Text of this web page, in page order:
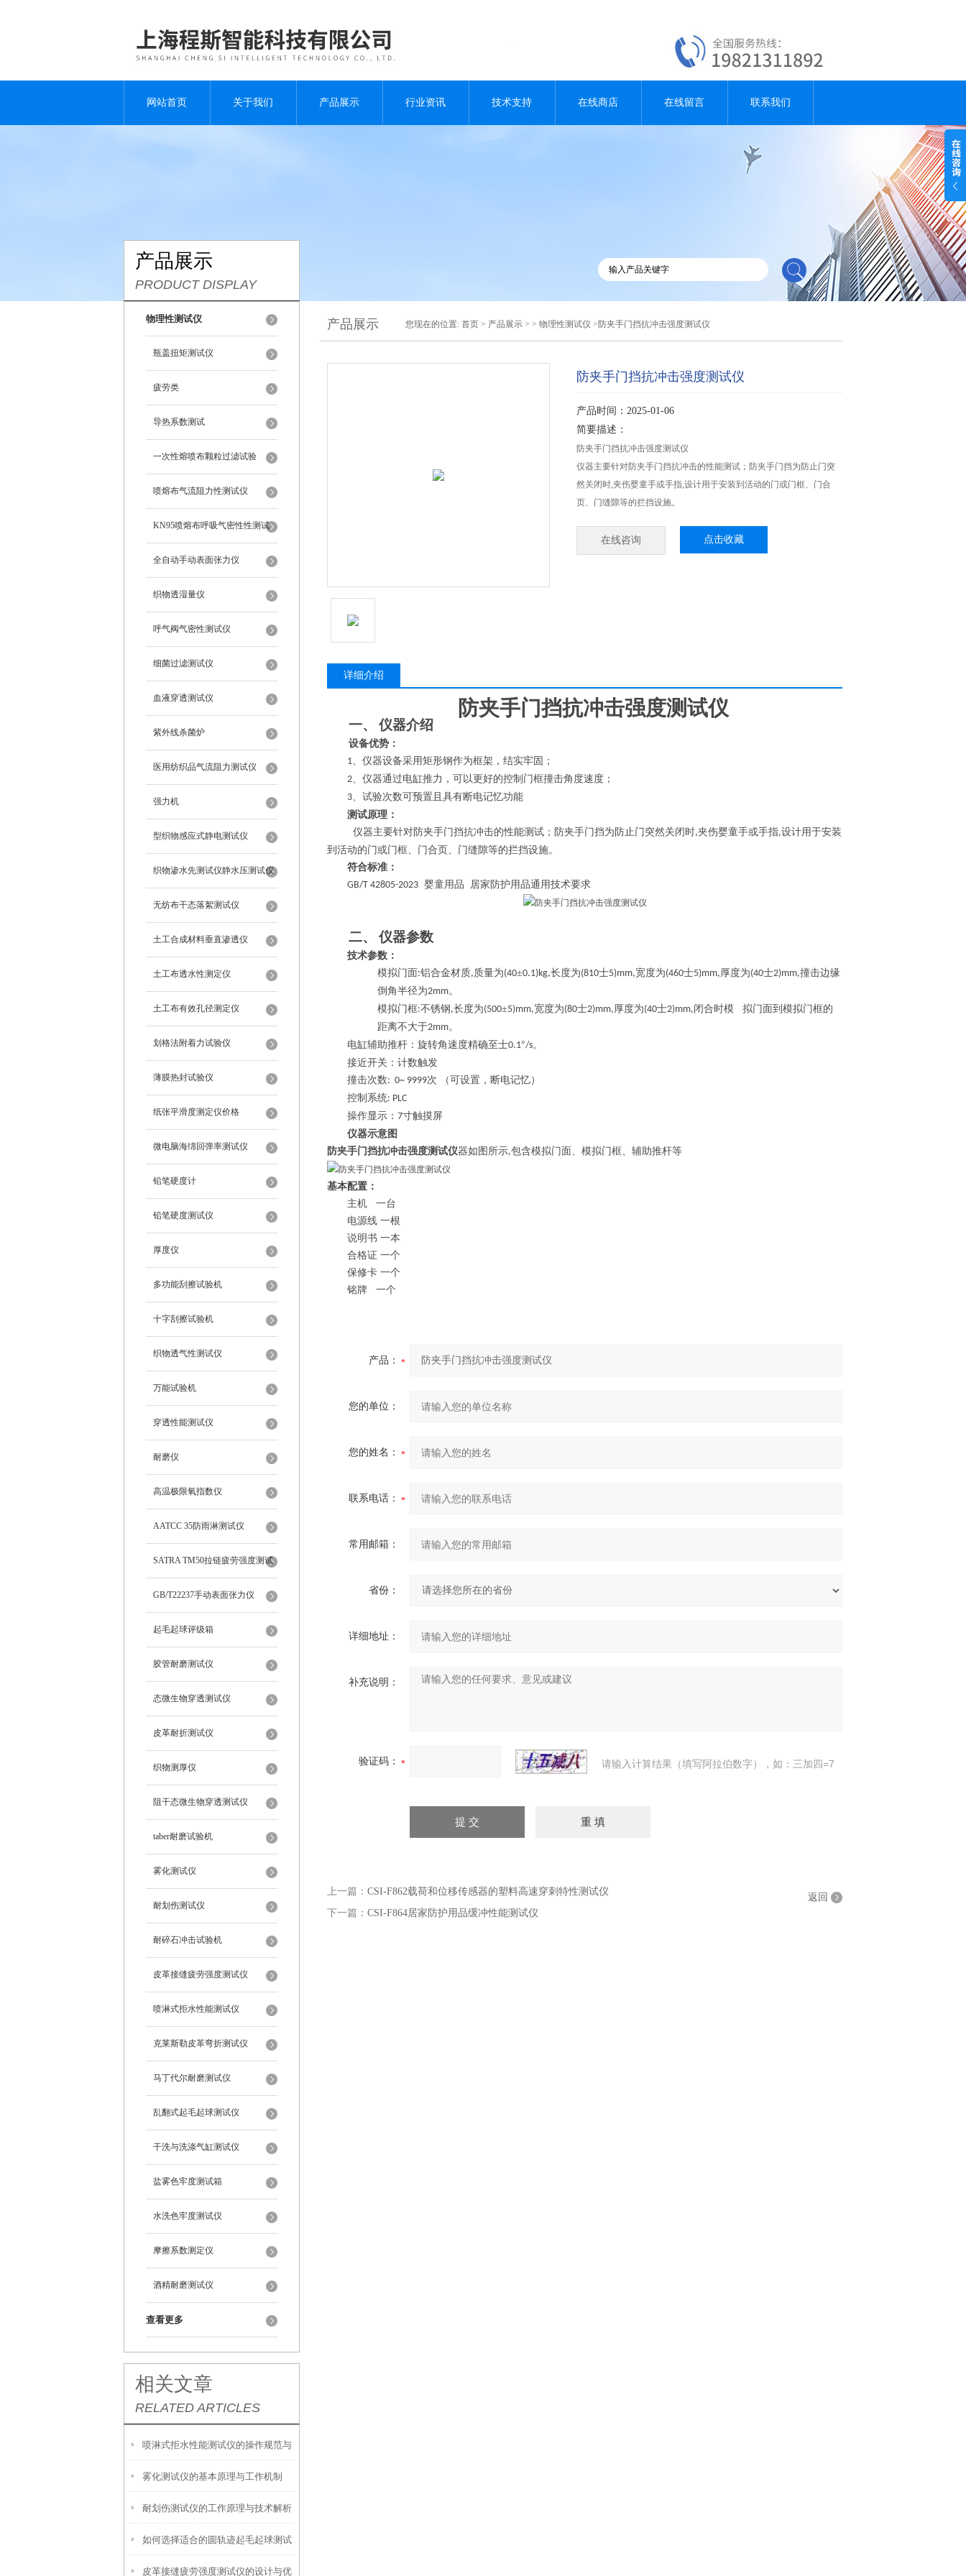
网站首页 关于我们 产品展示 行业资讯 技术支持 在线商店 在线留言 联系我们
产品展示
PRODUCT DISPLAY
物理性测试仪
瓶盖扭矩测试仪
疲劳类
导热系数测试
一次性熔喷布颗粒过滤试验
喷熔布气流阻力性测试仪
KN95喷熔布呼吸气密性性测试
仪
全自动手动表面张力仪
织物透湿量仪
呼气阀气密性测试仪
细菌过滤测试仪
血液穿透测试仪
紫外线杀菌炉
医用纺织品气流阻力测试仪
强力机
型织物感应式静电测试仪
织物渗水先测试仪静水压测试仪
无纺布干态落絮测试仪
土工合成材料垂直渗透仪
土工布透水性测定仪
土工布有效孔径测定仪
划格法附着力试验仪
薄膜热封试验仪
纸张平滑度测定仪价格
微电脑海绵回弹率测试仪
铅笔硬度计
铅笔硬度测试仪
厚度仪
多功能刮擦试验机
十字刮擦试验机
织物透气性测试仪
万能试验机
穿透性能测试仪
耐磨仪
高温极限氧指数仪
AATCC 35防雨淋测试仪
SATRA TM50拉链疲劳强度测试
仪
GB/T22237手动表面张力仪
起毛起球评级箱
胶管耐磨测试仪
态微生物穿透测试仪
皮革耐折测试仪
织物测厚仪
阻干态微生物穿透测试仪
taber耐磨试验机
雾化测试仪
耐划伤测试仪
耐碎石冲击试验机
皮革接缝疲劳强度测试仪
喷淋式拒水性能测试仪
克莱斯勒皮革弯折测试仪
马丁代尔耐磨测试仪
乱翻式起毛起球测试仪
干洗与洗涤气缸测试仪
盐雾色牢度测试箱
水洗色牢度测试仪
摩擦系数测定仪
酒精耐磨测试仪
查看更多
相关文章
RELATED ARTICLES
喷淋式拒水性能测试仪的操作规范与
应用指南
雾化测试仪的基本原理与工作机制
耐划伤测试仪的工作原理与技术解析
如何选择适合的圆轨迹起毛起球测试
仪？
皮革接缝疲劳强度测试仪的设计与优
产品展示 您现在的位置: 首页 > 产品展示 > > 物理性测试仪 >防夹手门挡抗冲击强度测试仪
防夹手门挡抗冲击强度测试仪
产品时间：2025-01-06
简要描述：
防夹手门挡抗冲击强度测试仪
仪器主要针对防夹手门挡抗冲击的性能测试；防夹手门挡为防止门突
然关闭时,夹伤婴童手或手指,设计用于安装到活动的门或门框、门合
页、门缝隙等的拦挡设施。
在线咨询 点击收藏
详细介绍
防夹手门挡抗冲击强度测试仪
一、 仪器介绍
设备优势：
1、仪器设备采用矩形钢作为框架，结实牢固 ；
2、仪器通过电缸推力，可以更好的控制门框撞击角度速度 ；
3、试验次数可预置且具有断电记忆功能
测试原理：
仪器主要针对防夹手门挡抗冲击的性能测试；防夹手门挡为防止门突然关闭时,夹伤婴童手或手指,设计用于安装
到活动的门或门框、门合页、门缝隙等的拦挡设施。
符合标准：
GB/T 42805-2023 婴童用品 居家防护用品通用技术要求
二、 仪器参数
技术参数：
模拟门面:铝合金材质,质量为(40±0.1)kg,长度为(810士5)mm,宽度为(460士5)mm,厚度为(40士2)mm,撞击边缘
倒角半径为2mm。
模拟门框:不锈钢 ,长度为(500±5)mm,宽度为(80士2)mm,厚度为(40士2)mm,闭合时模 拟门面到模拟门框的
距离不大于2mm。
电缸辅助推杆：旋转角速度精确至士0.1°/s。
接近开关：计数触发
撞击次数: 0~ 9999次 （可设置，断电记忆）
控制系统: PLC
操作显示： 7寸触摸屏
仪器示意图
防夹手门挡抗冲击强度测试仪器如图所示,包含模拟门面、模拟门框、辅助推杆等
基本配置：
主机
一台
电源线 一根
说明书 一本
合格证 一个
保修卡 一个
铭牌
一个
产品：
您的单位：
您的姓名：
联系电话：
常用邮箱：
省份：
详细地址：
补充说明：
验证码： 请输入计算结果（填写阿拉伯数字），如：三加四=7
上一篇： CSI-F862载荷和位移传感器的塑料高速穿刺特性测试仪
下一篇： CSI-F864居家防护用品缓冲性能测试仪
返回